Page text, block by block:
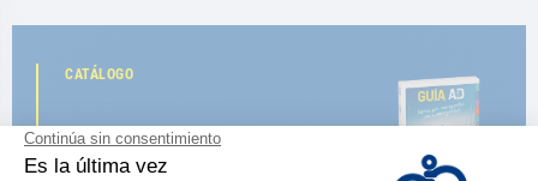
CATÁLOGO
Descubre
la nueva guía AD 2026